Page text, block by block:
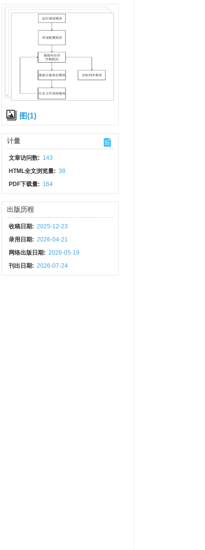
图(1)
计量
文章访问数: 143
HTML全文浏览量: 38
PDF下载量: 164
出版历程
收稿日期: 2025-12-23
录用日期: 2026-04-21
网络出版日期: 2026-05-19
刊出日期: 2026-07-24